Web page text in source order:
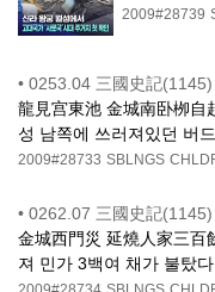
2009#28739
• 0253.04 三國史記(1145)
龍見宫東池 金城南卧栁自
성 남쪽에 쓰러져있던 버
2009#28733 SBLNGS
• 0262.07 三國史記(1145)
金城西門災 延燒人家三百
져 민가 3백여 채가 불탔다.